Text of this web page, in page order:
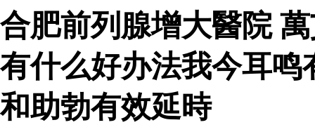
合肥前列腺增大醫院
有什么好办法我今耳
和助勃有效延時